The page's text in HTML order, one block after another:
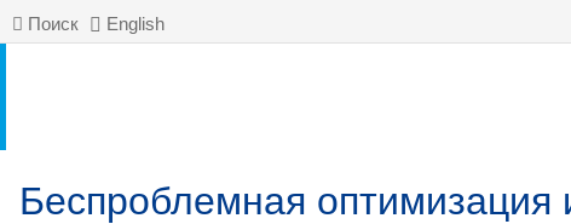
Поиск English
Беспроблемная оптимизация